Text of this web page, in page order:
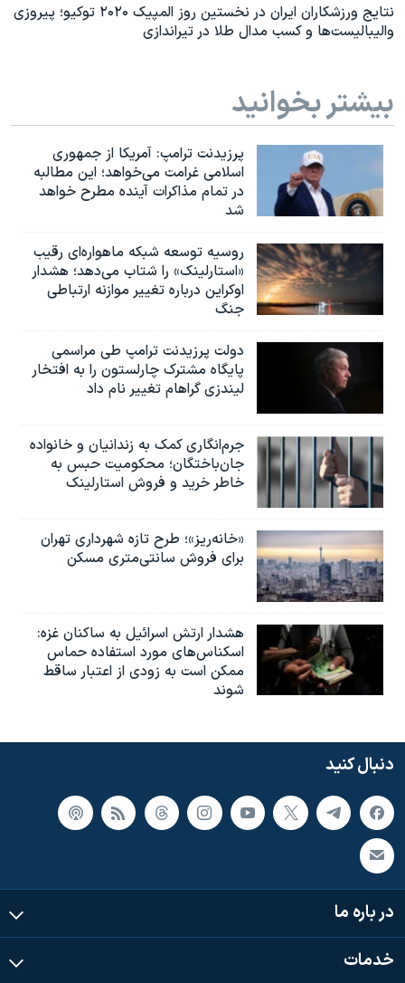
نتایج ورزشکاران ایران در نخستین روز المپیک ۲۰۲۰ توکیو؛ پیروزی
والیبالیست‌ها و کسب مدال طلا در تیراندازی
بیشتر بخوانید
پرزیدنت ترامپ: آمریکا از جمهوری
اسلامی غرامت می‌خواهد؛ این مطالبه
در تمام مذاکرات آینده مطرح خواهد
شد
روسیه توسعه شبکه ماهواره‌ای رقیب
«استارلینک» را شتاب می‌دهد؛ هشدار
اوکراین درباره تغییر موازنه ارتباطی
جنگ
دولت پرزیدنت ترامپ طی مراسمی
پایگاه مشترک چارلستون را به افتخار
لیندزی گراهام تغییر نام داد
جرم‌انگاری کمک به زندانیان و خانواده
جان‌باختگان؛ محکومیت حبس به‌
خاطر خرید و فروش استارلینک
«خانه‌ریز»؛ طرح تازه شهرداری تهران
برای فروش سانتی‌متری مسکن
هشدار ارتش اسرائیل به ساکنان غزه:
اسکناس‌های مورد استفاده حماس
ممکن است به‌ زودی از اعتبار ساقط
شوند
دنبال کنید
در باره ما
خدمات